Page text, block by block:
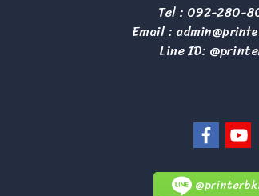
Tel : 092-280-
Email :
Line ID: